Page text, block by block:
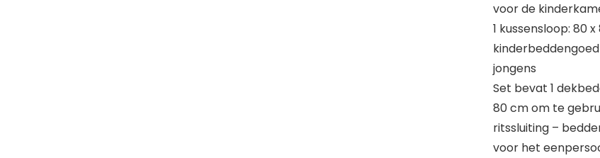
voor de
1 kussensloop: 80
jongens
Set bevat 1
80 cm om te
ritssluiting –
voor het